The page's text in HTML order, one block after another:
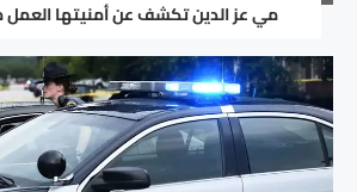
مي عز الدين تكشف عن أمنيتها